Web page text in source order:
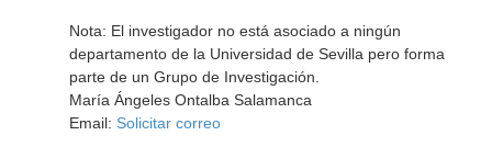
Nota: El investigador no está asociado a ningún
departamento de la Universidad de Sevilla pero forma
parte de un Grupo de Investigación.
María Ángeles Ontalba Salamanca
Email: Solicitar correo